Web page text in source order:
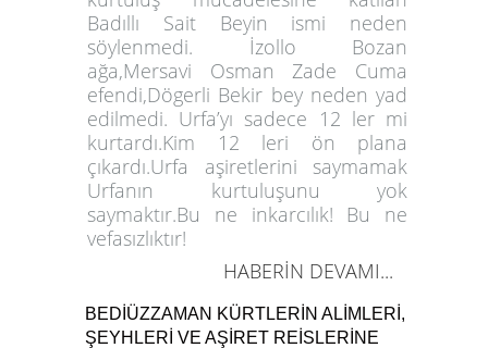
Badıllı Sait Beyin ismi neden
söylenmedi. İzollo Bozan
ağa,Mersavi Osman Zade Cuma
efendi,Dögerli Bekir bey neden yad
edilmedi. Urfa’yı sadece 12 ler mi
kurtardı.Kim 12 leri ön plana
çıkardı.Urfa aşiretlerini saymamak
Urfanın kurtuluşunu yok
saymaktır.Bu ne inkarcılık! Bu ne
vefasızlıktır!
HABERİN DEVAMI...
BEDİÜZZAMAN KÜRTLERİN ALİMLERİ,
ŞEYHLERİ VE AŞİRET REİSLERİNE